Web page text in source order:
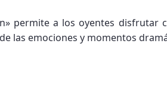
permite a los oyentes
las emociones y momentos